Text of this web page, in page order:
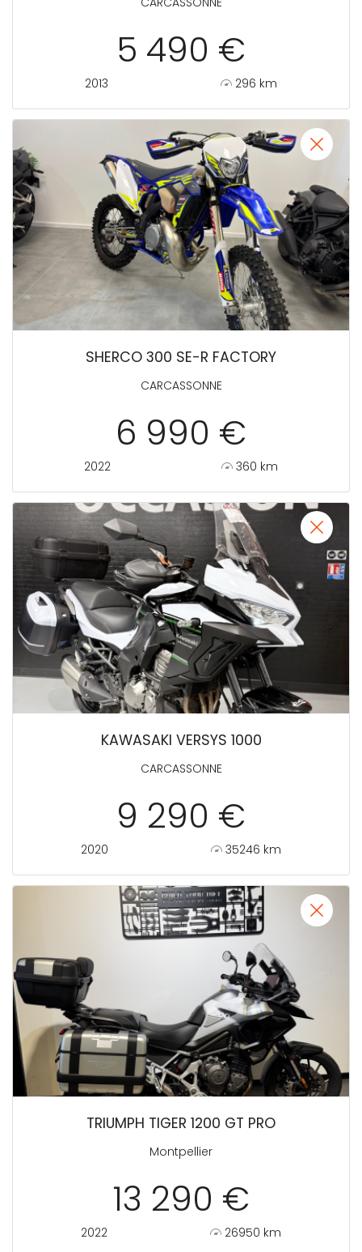
5 490 €
2013 296 km
SHERCO 300 SE-R FACTORY
CARCASSONNE
6 990 €
2022 360 km
KAWASAKI VERSYS 1000
CARCASSONNE
9 290 €
2020 35246 km
TRIUMPH TIGER 1200 GT PRO
Montpellier
13 290 €
2022 26950 km